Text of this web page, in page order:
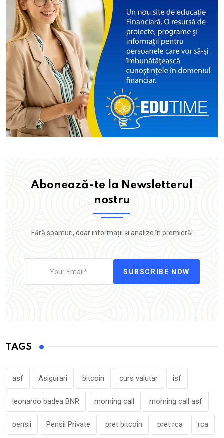
Abonează-te la Newsletterul
nostru
Fără spamuri, doar informații și analize în premieră!
SUBSCRIBE NOW
TAGS
asf Asigurari bitcoin curs valutar isf
leonardo badea BNR morning call morning call asf
pensii Pensii Private pret bitcoin pret rca rca